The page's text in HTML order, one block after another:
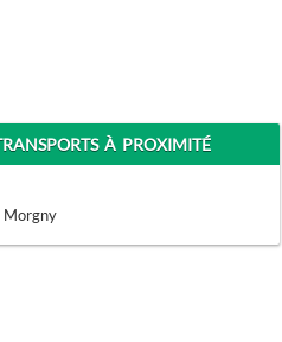
À PROXIMITÉ
Morgny